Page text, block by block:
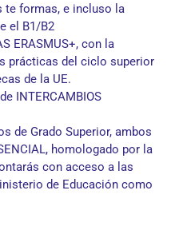
te formas, e incluso la
el B1/B2
ERASMUS+, con la
prácticas del ciclo superior
de la UE.
INTERCAMBIOS
de Grado Superior, ambos
homologado por la
con acceso a las
de Educación como